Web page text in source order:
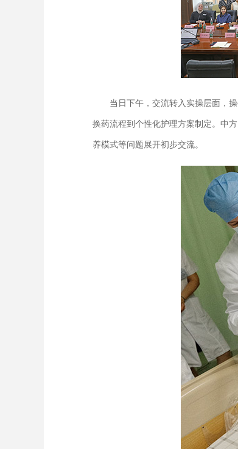
当日下午，交流转入实操层面，操
换药流程到个性化护理方案制定。中
养模式等问题展开初步交流。